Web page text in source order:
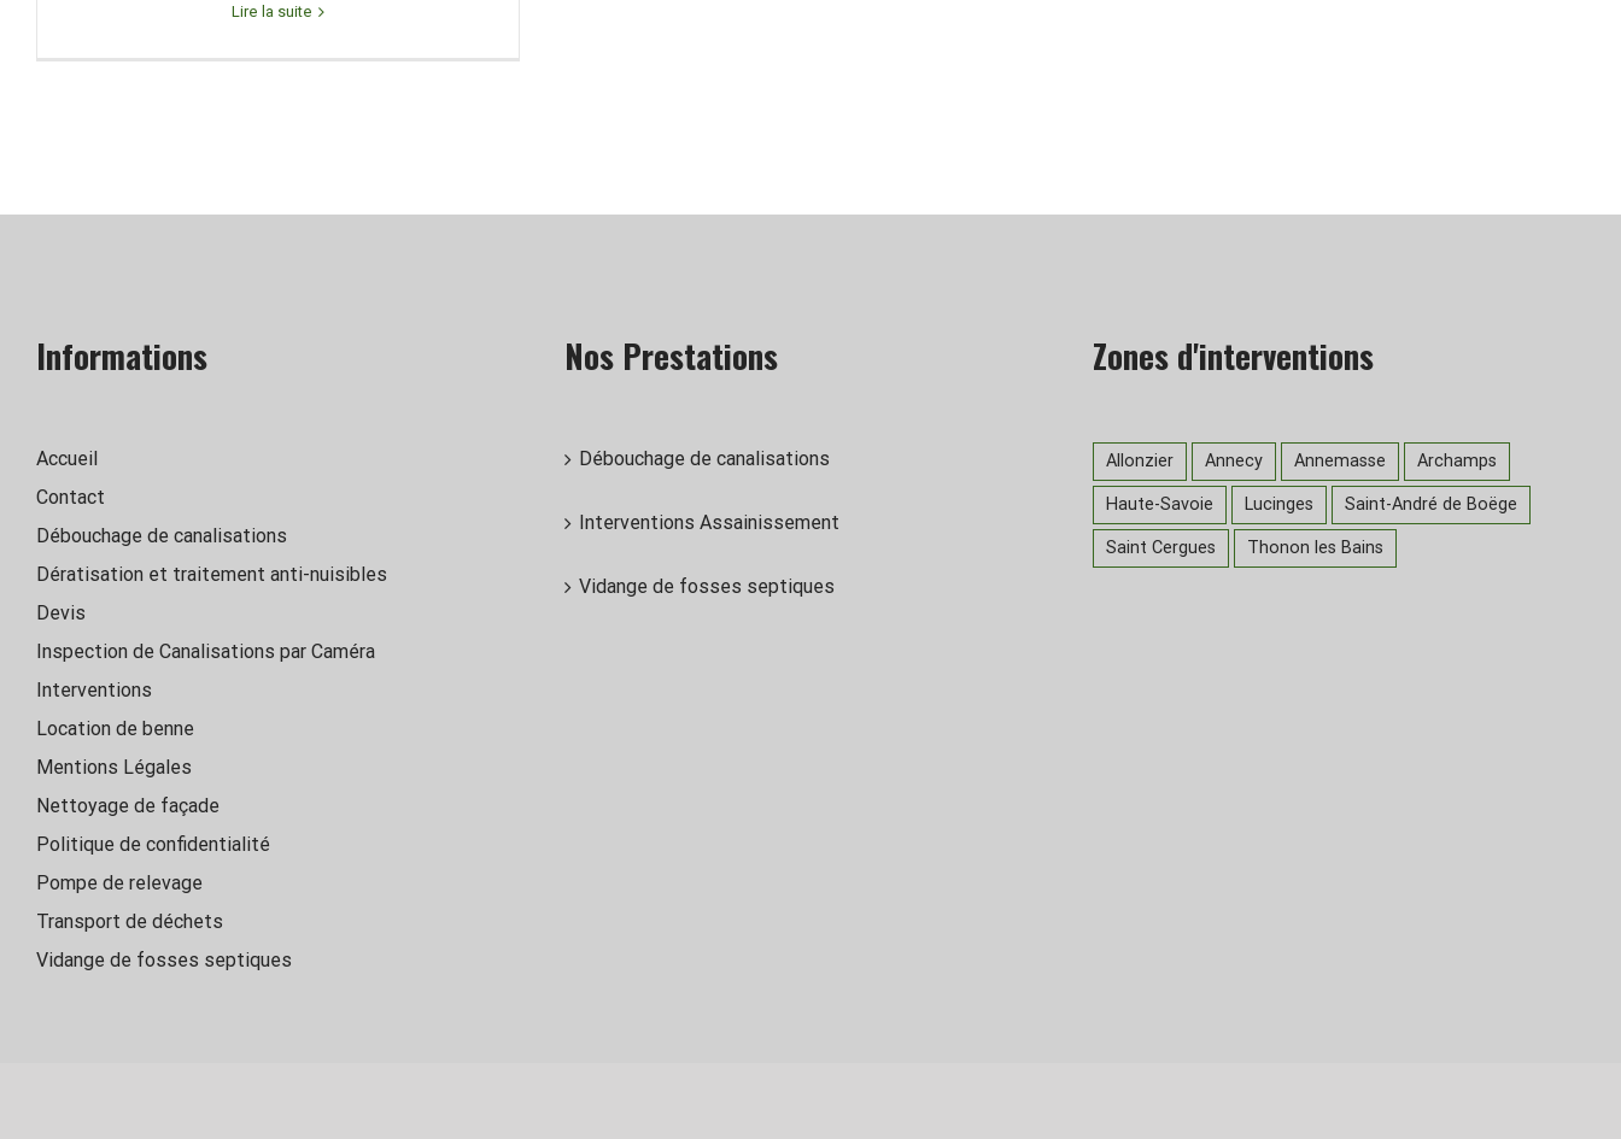
Lire la suite
Informations
Accueil
Contact
Débouchage de canalisations
Dératisation et traitement anti-nuisibles
Devis
Inspection de Canalisations par Caméra
Interventions
Location de benne
Mentions Légales
Nettoyage de façade
Politique de confidentialité
Pompe de relevage
Transport de déchets
Vidange de fosses septiques
Nos Prestations
Débouchage de canalisations
Interventions Assainissement
Vidange de fosses septiques
Zones d'interventions
Allonzier Annecy Annemasse Archamps
Haute-Savoie Lucinges Saint-André de Boëge
Saint Cergues Thonon les Bains